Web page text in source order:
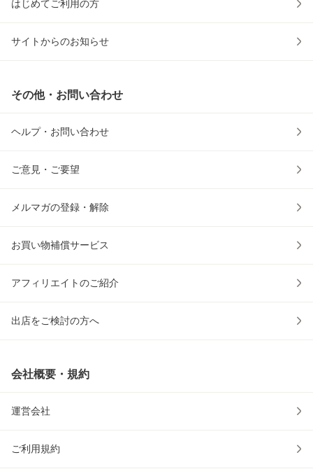
はじめてご利用の方
サイトからのお知らせ
その他・お問い合わせ
ヘルプ・お問い合わせ
ご意見・ご要望
メルマガの登録・解除
お買い物補償サービス
アフィリエイトのご紹介
出店をご検討の方へ
会社概要・規約
運営会社
ご利用規約